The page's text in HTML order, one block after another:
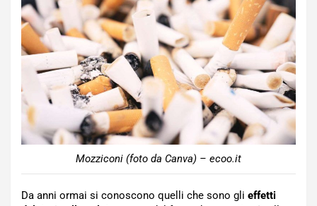
Mozziconi (foto da Canva) – ecoo.it
Da anni ormai si conoscono quelli che sono gli effetti